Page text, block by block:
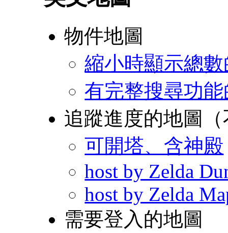
物件地圖
縮小時顯示總
有完整搜尋功
追蹤進度的地圖
可開塔、含神殿
host by Zelda
host by Zelda
需要登入的地圖